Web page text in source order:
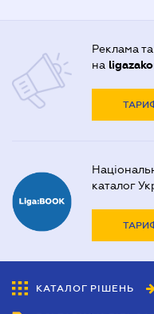
Реклама
на
каталог
КАТАЛОГ РІШЕНЬ